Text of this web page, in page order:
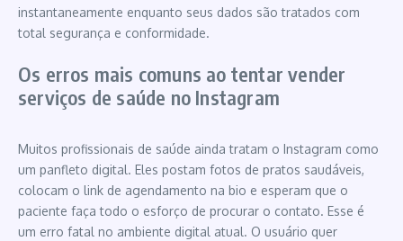
instantaneamente enquanto seus dados são tratados com
total segurança e conformidade.
Os erros mais comuns ao tentar vender
serviços de saúde no Instagram
Muitos profissionais de saúde ainda tratam o Instagram como
um panfleto digital. Eles postam fotos de pratos saudáveis,
colocam o link de agendamento na bio e esperam que o
paciente faça todo o esforço de procurar o contato. Esse é
um erro fatal no ambiente digital atual. O usuário quer